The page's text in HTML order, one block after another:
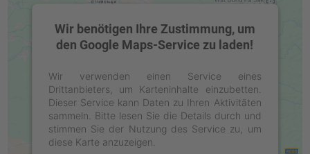
Wir benötigen Ihre Zustimmung, um
den Google Maps-Service zu laden!
Wir verwenden einen Service eines
Drittanbieters, um Karteninhalte einzubetten.
Dieser Service kann Daten zu Ihren Aktivitäten
sammeln. Bitte lesen Sie die Details durch und
stimmen Sie der Nutzung des Service zu, um
diese Karte anzuzeigen.